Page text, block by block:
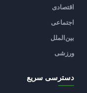
اقتصادی
اجتماعی
بین‌الملل
ورزشی
دسترسی سریع